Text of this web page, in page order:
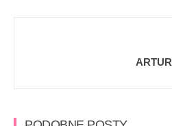
ARTUR